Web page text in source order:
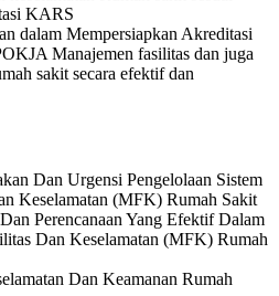
KARS
dalam Mempersiapkan Akreditasi
Manajemen fasilitas dan juga
sakit secara efektif dan
Dan Urgensi Pengelolaan Sistem
Keselamatan (MFK) Rumah Sakit
Perencanaan Yang Efektif Dalam
Dan Keselamatan (MFK) Rumah
Dan Keamanan Rumah